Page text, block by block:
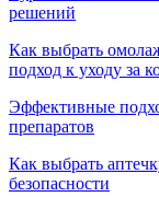
решений
Как выбрать
подход к уходу за
Эффективные
препаратов
Как выбрать
безопасности